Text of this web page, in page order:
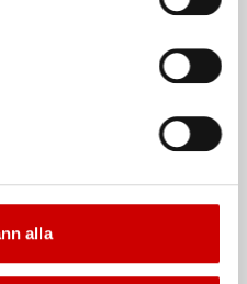
alla
88% återvunnet material